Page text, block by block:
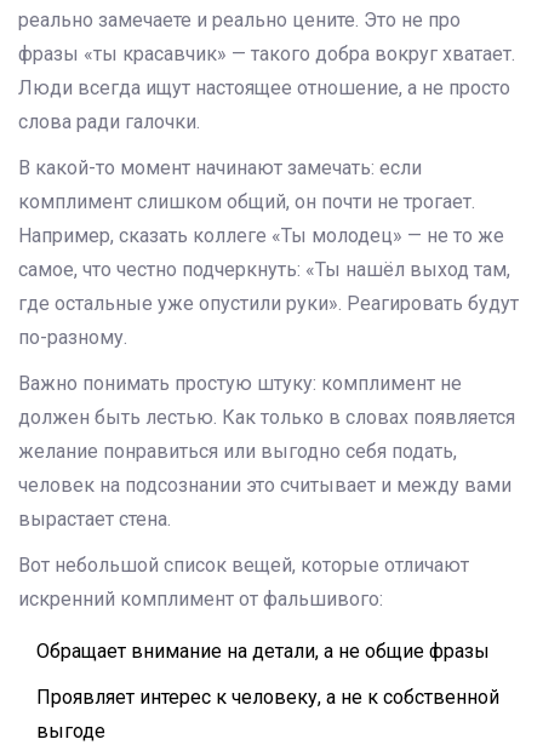
реально замечаете и реально цените. Это не про
фразы «ты красавчик» — такого добра вокруг хватает.
Люди всегда ищут настоящее отношение, а не просто
слова ради галочки.
В какой-то момент начинают замечать: если
комплимент слишком общий, он почти не трогает.
Например, сказать коллеге «Ты молодец» — не то же
самое, что честно подчеркнуть: «Ты нашёл выход там,
где остальные уже опустили руки». Реагировать будут
по-разному.
Важно понимать простую штуку: комплимент не
должен быть лестью. Как только в словах появляется
желание понравиться или выгодно себя подать,
человек на подсознании это считывает и между вами
вырастает стена.
Вот небольшой список вещей, которые отличают
искренний комплимент от фальшивого:
Обращает внимание на детали, а не общие фразы
Проявляет интерес к человеку, а не к собственной
выгоде